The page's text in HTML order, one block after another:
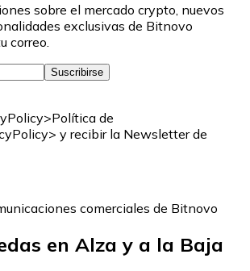
sobre el mercado crypto, nuevos
exclusivas de Bitnovo
correo.
Suscribirse
de
y recibir la Newsletter de
comerciales de Bitnovo
en Alza y a la Baja